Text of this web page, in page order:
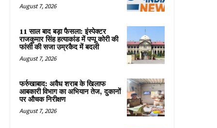
August 7, 2026
11 साल बाद बड़ा फैसला: इंस्पेक्टर
राजकुमार सिंह हत्याकांड में पप्पू कोरी की
फांसी की सजा उम्रकैद में बदली
August 7, 2026
फर्रुखाबाद: अवैध शराब के खिलाफ
आबकारी विभाग का अभियान तेज, दुकानों
पर औचक निरीक्षण
August 7, 2026